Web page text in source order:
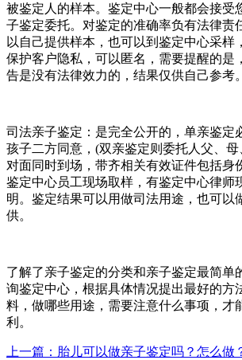
被鉴定人的样本。鉴定中心一般都会接受
子鉴定委托。对鉴定的准确率负有法律责
以自己提供样本，也可以到鉴定中心采样
保护客户隐私，可以匿名，需要提醒的是
告是没有法律效力的，结果仅供自己参考。
司法亲子鉴定：是完全公开的，单亲鉴定
孩子二方同意，(双亲鉴定则委托人父、
对面同时到场，带齐相关有效证件包括身
鉴定中心员工现场取样，有鉴定中心律师
明。鉴定结果可以用做司法用途，也可以
供。
了解了亲子鉴定的分类和亲子鉴定最简单
询鉴定中心，根据具体情况提出最好的方
料，做哪些用途，需要注意什么事项，才
利。
上一篇：胎儿可以做亲子鉴定吗？怎么做